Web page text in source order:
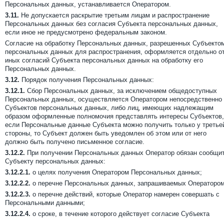
Персональных данных, устанавливается Оператором.
3.11. Не допускается раскрытие третьим лицам и распространение
Персональных данных без согласия Субъекта персональных данных,
если иное не предусмотрено федеральным законом.
Согласие на обработку Персональных данных, разрешенных
персональных данных для распространения, оформляется отдельно
иных согласий Субъекта персональных данных на обработку его
Персональных данных.
3.12. Порядок получения Персональных данных:
3.12.1. Сбор Персональных данных, за исключением общедоступных
Персональных данных, осуществляется Оператором непосредственно
Субъектов персональных данных, либо лиц, имеющих надлежащим
образом оформленные полномочия представлять интересы Субъектов,
если Персональные данные Субъекта можно получить только у
стороны, то Субъект должен быть уведомлен об этом или от него
должно быть получено письменное согласие.
3.12.2. При получении Персональных данных Оператор обязан
Субъекту персональных данных:
3.12.2.1. о целях получения Оператором Персональных данных;
3.12.2.2. о перечне Персональных данных, запрашиваемых
3.12.2.3. о перечне действий, которые Оператор намерен совершать с
Персональными данными;
3.12.2.4. о сроке, в течение которого действует согласие Субъекта